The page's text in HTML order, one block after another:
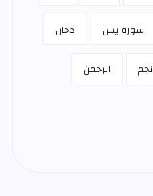
سوره يس دخان
نجم الرحمن